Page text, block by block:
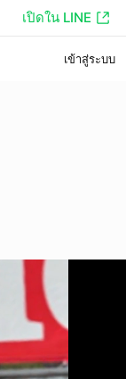
เปิดใน LINE
เข้าสู่ระบบ